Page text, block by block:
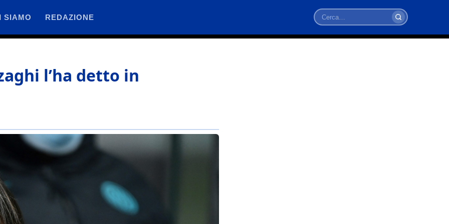
SIAMO REDAZIONE
Cerca
l’ha detto in